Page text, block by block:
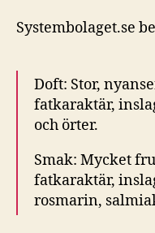
Systembolaget.se
Doft: Stor,
fatkaraktär,
och örter.
Smak: Mycket
fatkaraktär,
rosmarin,